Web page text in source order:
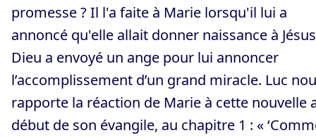
promesse ? Il l'a faite à Marie lorsqu'il lui a
annoncé qu'elle allait donner naissance à
Dieu a envoyé un ange pour lui annoncer
l’accomplissement d’un grand miracle. Luc
rapporte la réaction de Marie à cette nouvelle
début de son évangile, au chapitre 1 : «